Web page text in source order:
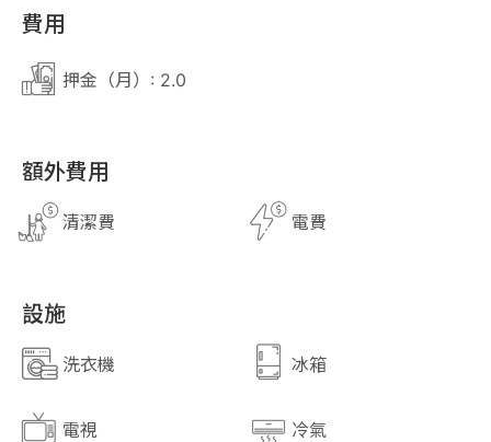
費用
押金（月）: 2.0
額外費用
清潔費 電費
設施
洗衣機 冰箱
電視 冷氣